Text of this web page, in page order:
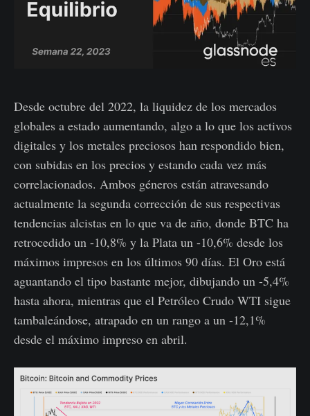
Desde octubre del 2022, la liquidez de los mercados
globales a estado aumentando, algo a lo que los activos
digitales y los metales preciosos han respondido bien,
con subidas en los precios y estando cada vez más
correlacionados. Ambos géneros están atravesando
actualmente la segunda corrección de sus respectivas
tendencias alcistas en lo que va de año, donde BTC ha
retrocedido un -10,8% y la Plata un -10,6% desde los
máximos impresos en los últimos 90 días. El Oro está
aguantando el tipo bastante mejor, dibujando un -5,4%
hasta ahora, mientras que el Petróleo Crudo WTI sigue
tambaleándose, atrapado en un rango a un -12,1%
desde el máximo impreso en abril.